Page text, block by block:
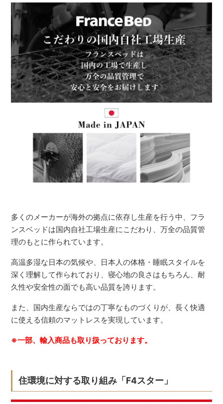
多くのメーカーが海外の拠点に依存し生産を行う中、フラ
ンスベッドは国内自社工場生産にこだわり、万全の品質管
理のもとに作られています。
高温多湿な日本の気候や、日本人の体格・睡眠スタイルを
深く理解して作られており、寝心地の良さはもちろん、耐
久性や安全性の面でも高い品質を誇ります。
また、国内生産ならではの丁寧なものづくりが、長く快適
に使える信頼のマットレスを実現しています。
※一部、輸入商品も取り扱っております。
住環境に対する取り組み「F4スター」